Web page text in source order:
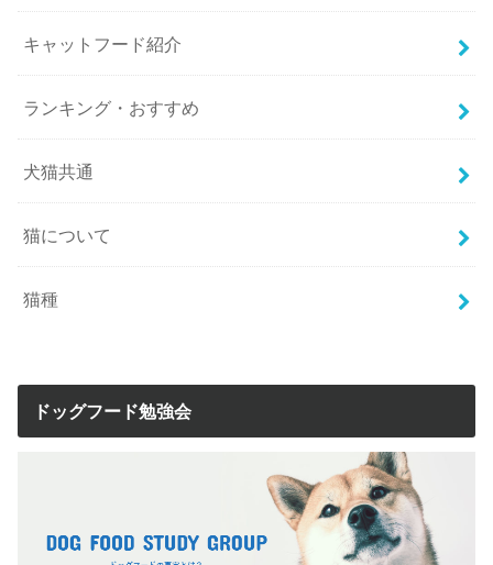
キャットフード紹介
ランキング・おすすめ
犬猫共通
猫について
猫種
ドッグフード勉強会